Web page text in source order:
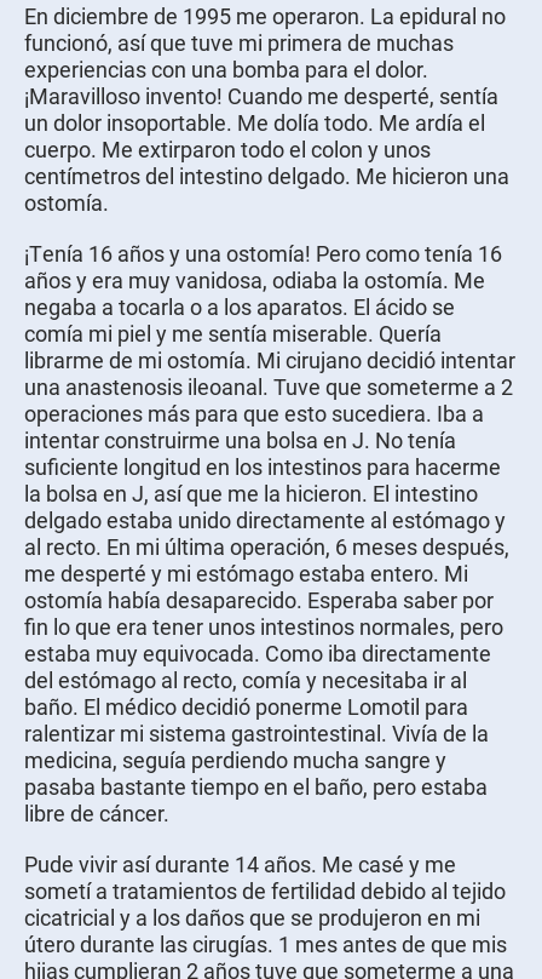
En diciembre de 1995 me operaron. La epidural no
funcionó, así que tuve mi primera de muchas
experiencias con una bomba para el dolor.
¡Maravilloso invento! Cuando me desperté, sentía
un dolor insoportable. Me dolía todo. Me ardía el
cuerpo. Me extirparon todo el colon y unos
centímetros del intestino delgado. Me hicieron una
ostomía.
¡Tenía 16 años y una ostomía! Pero como tenía 16
años y era muy vanidosa, odiaba la ostomía. Me
negaba a tocarla o a los aparatos. El ácido se
comía mi piel y me sentía miserable. Quería
librarme de mi ostomía. Mi cirujano decidió intentar
una anastenosis ileoanal. Tuve que someterme a 2
operaciones más para que esto sucediera. Iba a
intentar construirme una bolsa en J. No tenía
suficiente longitud en los intestinos para hacerme
la bolsa en J, así que me la hicieron. El intestino
delgado estaba unido directamente al estómago y
al recto. En mi última operación, 6 meses después,
me desperté y mi estómago estaba entero. Mi
ostomía había desaparecido. Esperaba saber por
fin lo que era tener unos intestinos normales, pero
estaba muy equivocada. Como iba directamente
del estómago al recto, comía y necesitaba ir al
baño. El médico decidió ponerme Lomotil para
ralentizar mi sistema gastrointestinal. Vivía de la
medicina, seguía perdiendo mucha sangre y
pasaba bastante tiempo en el baño, pero estaba
libre de cáncer.
Pude vivir así durante 14 años. Me casé y me
sometí a tratamientos de fertilidad debido al tejido
cicatricial y a los daños que se produjeron en mi
útero durante las cirugías. 1 mes antes de que mis
hijas cumplieran 2 años tuve que someterme a una